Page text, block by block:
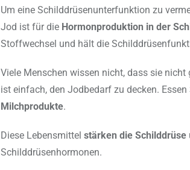
Um eine Schilddrüsenunterfunktion zu
Jod ist für die Hormonproduktion in der
Stoffwechsel und hält die
Viele Menschen wissen nicht, dass sie
ist einfach, den Jodbedarf zu decken. Essen
Milchprodukte.
Diese Lebensmittel stärken die Schilddrüse
Schilddrüsenhormonen.